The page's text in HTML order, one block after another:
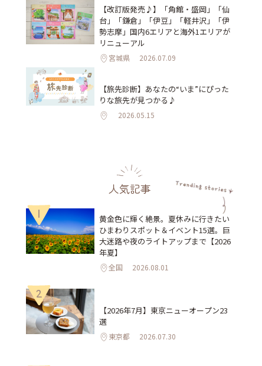
【改訂版発売♪】「角館・盛岡」「仙
台」「鎌倉」「伊豆」「軽井沢」「伊
勢志摩」国内6エリアと海外1エリアが
リニューアル
宮城県 2026.07.09
【旅先診断】あなたの“いま”にぴった
りな旅先が見つかる♪
2026.05.15
人気記事
1
黄金色に輝く絶景。夏休みに行きたい
ひまわりスポット＆イベント15選。巨
大迷路や夜のライトアップまで【2026
年夏】
全国 2026.08.01
2
【2026年7月】東京ニューオープン23
選
東京都 2026.07.30